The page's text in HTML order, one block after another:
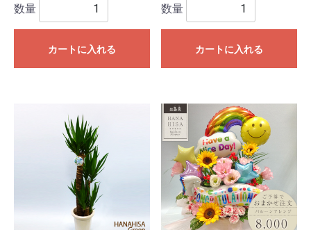
数量
カートに入れる
数量
カートに入れる